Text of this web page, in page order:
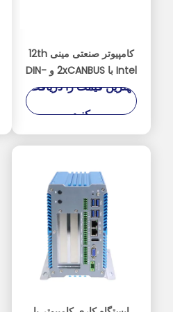
کامپیوتر صنعتی مینی 12th
Intel با 2xCANBUS و DIN-
Rail نصب بدون فن
بهترین قیمت را دریافت
کنید